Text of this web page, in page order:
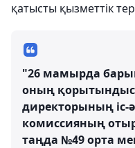
қатысты қызметтік
"26 мамырда
оның
директорының іс-
комиссияның
таңда №49 орта